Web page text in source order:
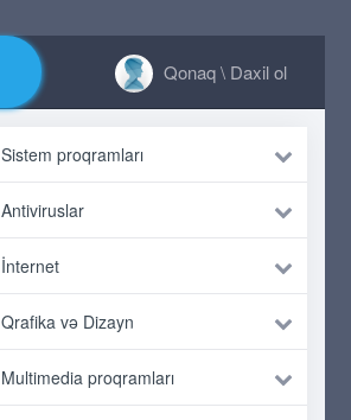
Qonaq \ Daxil ol
Sistem proqramları
Antiviruslar
İnternet
Qrafika və Dizayn
Multimedia proqramları